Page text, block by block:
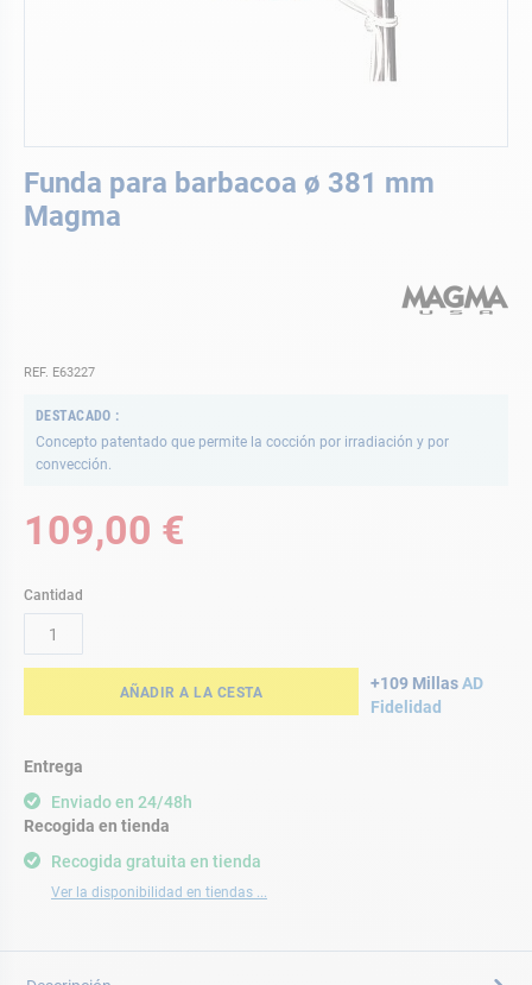
Funda para barbacoa ø 381 mm
Magma
REF. E63227
DESTACADO
Concepto patentado que permite la cocción por irradiación y por
convección.
109,00 €
Cantidad
AÑADIR A LA CESTA +109 MillasAD
Fidelidad
Entrega
Enviado en 24/48h
Recogida gratuita en tienda
Ver la disponibilidad en tiendas ...
Recogida en tienda
al
comienzo
de